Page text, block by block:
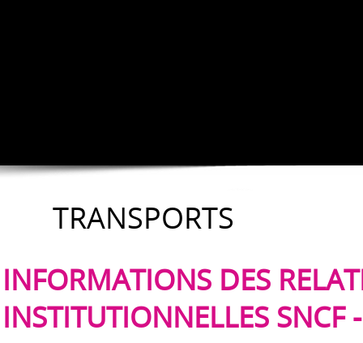
TRANSPORTS
INFORMATIONS DES
INSTITUTIONNELLES SNCF